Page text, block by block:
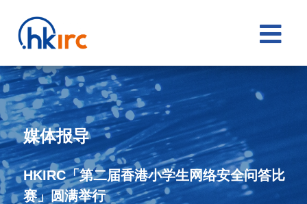

媒体报导
HKIRC「第二届香港小学生网络安全问答比
赛」圆满举行